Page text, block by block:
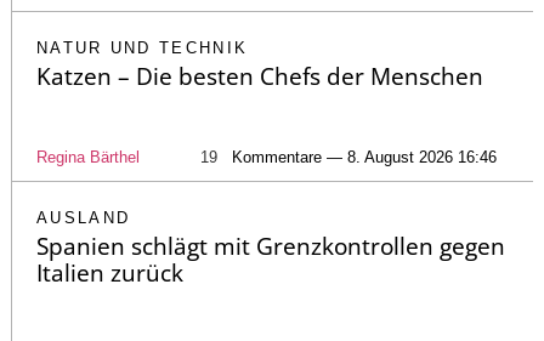
NATUR UND TECHNIK
Katzen – Die besten Chefs der Menschen
Regina Bärthel 19 Kommentare — 8. August 2026 16:46
AUSLAND
Spanien schlägt mit Grenzkontrollen gegen
Italien zurück